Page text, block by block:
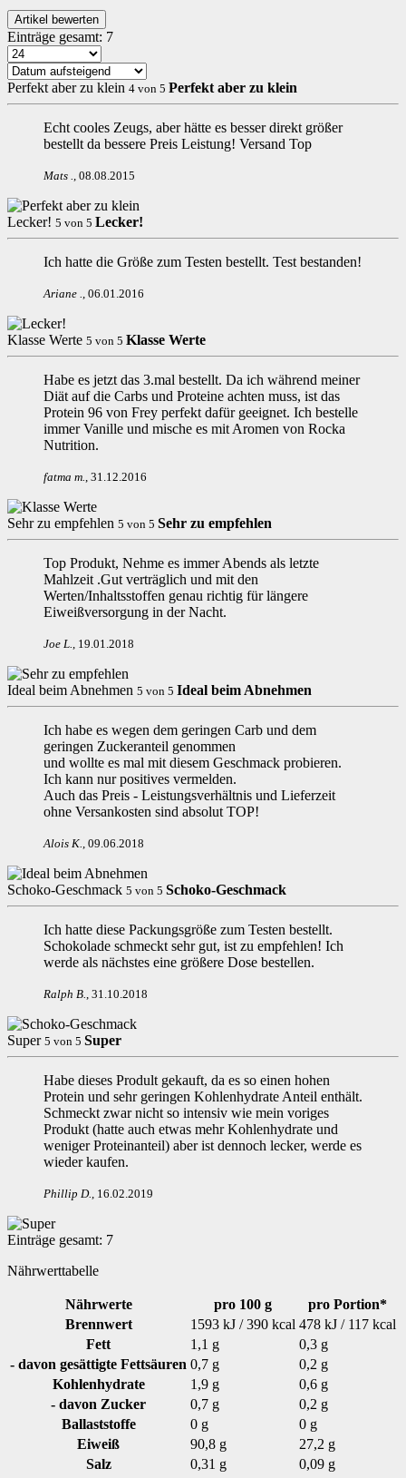
Einträge gesamt: 7
Perfekt aber zu klein 4 von 5 Perfekt aber zu klein
Echt cooles Zeugs, aber hätte es besser direkt größer
bestellt da bessere Preis Leistung! Versand Top
Mats ., 08.08.2015
Lecker! 5 von 5 Lecker!
Ich hatte die Größe zum Testen bestellt. Test bestanden!
Ariane ., 06.01.2016
Klasse Werte 5 von 5 Klasse Werte
Habe es jetzt das 3.mal bestellt. Da ich während meiner
Diät auf die Carbs und Proteine achten muss, ist das
Protein 96 von Frey perfekt dafür geeignet. Ich bestelle
immer Vanille und mische es mit Aromen von Rocka
Nutrition.
fatma m., 31.12.2016
Sehr zu empfehlen 5 von 5 Sehr zu empfehlen
Top Produkt, Nehme es immer Abends als letzte
Mahlzeit .Gut verträglich und mit den
Werten/Inhaltsstoffen genau richtig für längere
Eiweißversorgung in der Nacht.
Joe L., 19.01.2018
Ideal beim Abnehmen 5 von 5 Ideal beim Abnehmen
Ich habe es wegen dem geringen Carb und dem
geringen Zuckeranteil genommen
und wollte es mal mit diesem Geschmack probieren.
Ich kann nur positives vermelden.
Auch das Preis - Leistungsverhältnis und Lieferzeit
ohne Versankosten sind absolut TOP!
Alois K., 09.06.2018
Schoko-Geschmack 5 von 5 Schoko-Geschmack
Ich hatte diese Packungsgröße zum Testen bestellt.
Schokolade schmeckt sehr gut, ist zu empfehlen! Ich
werde als nächstes eine größere Dose bestellen.
Ralph B., 31.10.2018
Super 5 von 5 Super
Habe dieses Prodult gekauft, da es so einen hohen
Protein und sehr geringen Kohlenhydrate Anteil enthält.
Schmeckt zwar nicht so intensiv wie mein voriges
Produkt (hatte auch etwas mehr Kohlenhydrate und
weniger Proteinanteil) aber ist dennoch lecker, werde es
wieder kaufen.
Phillip D., 16.02.2019
Einträge gesamt: 7
Nährwerttabelle
Nährwerte pro 100 g
pro Portion*
Brennwert
1593 kJ / 390 kcal 478 kJ / 117 kcal
Fett
1,1 g
0,3 g
- davon gesättigte Fettsäuren 0,7 g
0,2 g
Kohlenhydrate
1,9 g
0,6 g
- davon Zucker
0,7 g
0,2 g
Ballaststoffe
0 g
0 g
Eiweiß
90,8 g
27,2 g
Salz
0,31 g
0,09 g